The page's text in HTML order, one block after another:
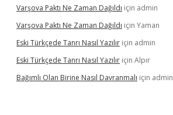
Varşova Paktı Ne Zaman Dağıldı için admin
Varşova Paktı Ne Zaman Dağıldı için Yaman
Eski Türkçede Tanrı Nasıl Yazılır için admin
Eski Türkçede Tanrı Nasıl Yazılır için Alpır
Bağımlı Olan Birine Nasıl Davranmalı için admin